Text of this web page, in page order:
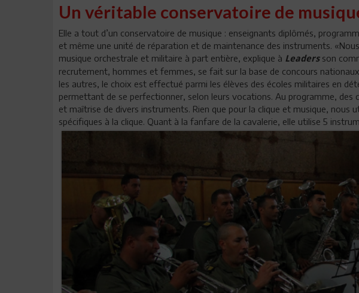
Un véritable conservatoire de
Elle a tout d’un conservatoire de musique : enseignants diplômés,
et même une unité de réparation et de maintenance des instruments.
musique orchestrale et militaire à part entière, explique à Leadersson
recrutement, hommes et femmes, se fait sur la base de concours
les autres, le choix est effectué parmi les élèves des écoles militaires en
permettant de se perfectionner, selon leurs vocations. Au programme, des
et maîtrise de divers instruments. Rien que pour la clique et musique, nous
spécifiques à la clique. Quant à la fanfare de la cavalerie, elle utilise 5